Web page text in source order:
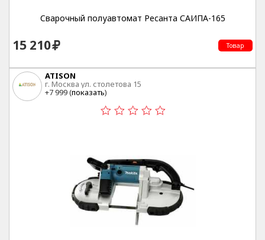
Cварочный полуавтомат Ресанта САИПА-165
15 210 Товар
ATISON
г. Москва ул. столетова 15
+7 999 (показать)